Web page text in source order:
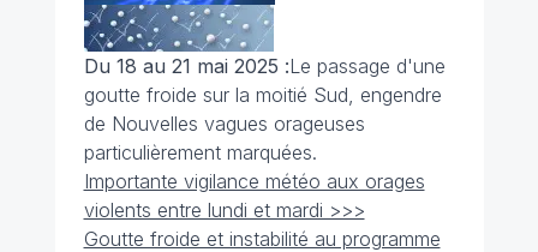
Du 18 au 21 mai 2025 :Le passage d'une
goutte froide sur la moitié Sud, engendre
de Nouvelles vagues orageuses
particulièrement marquées.
Importante vigilance météo aux orages
violents entre lundi et mardi >>>
Goutte froide et instabilité au programme